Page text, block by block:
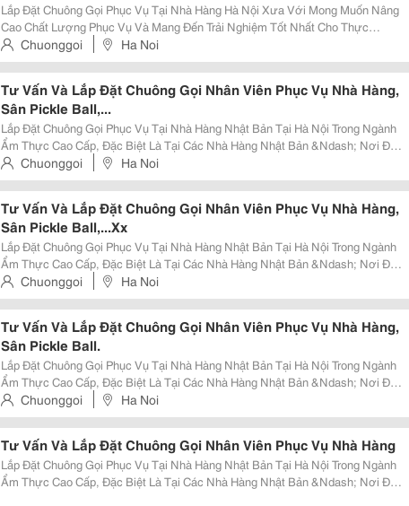
Lắp Đặt Chuông Gọi Phục Vụ Tại Nhà Hàng Hà Nội Xưa Với Mong Muốn Nâng
Cao Chất Lượng Phục Vụ Và Mang Đến Trải Nghiệm Tốt Nhất Cho Thực
Khách, Nhà Hàng Hà Nội Xưa &Ndash; Tọa Lạc Tại Số 8 Tôn Thất Thuyết Đã
Chính Thức Triển Khai Hệ Thống Chuông Gọi...
Chuonggoi Ha Noi
Tư Vấn Và Lắp Đặt Chuông Gọi Nhân Viên Phục Vụ Nhà Hàng,
Sân Pickle Ball,...
Lắp Đặt Chuông Gọi Phục Vụ Tại Nhà Hàng Nhật Bản Tại Hà Nội Trong Ngành
Ẩm Thực Cao Cấp, Đặc Biệt Là Tại Các Nhà Hàng Nhật Bản &Ndash; Nơi Đề
Cao Sự Tinh Tế, Yên Tĩnh Và Phục Vụ Chuẩn Mực &Ndash; Việc Lắp Đặt Hệ
Thống Chuông Gọi Phục Vụ Không Dây...
Chuonggoi Ha Noi
Tư Vấn Và Lắp Đặt Chuông Gọi Nhân Viên Phục Vụ Nhà Hàng,
Sân Pickle Ball,...Xx
Lắp Đặt Chuông Gọi Phục Vụ Tại Nhà Hàng Nhật Bản Tại Hà Nội Trong Ngành
Ẩm Thực Cao Cấp, Đặc Biệt Là Tại Các Nhà Hàng Nhật Bản &Ndash; Nơi Đề
Cao Sự Tinh Tế, Yên Tĩnh Và Phục Vụ Chuẩn Mực &Ndash; Việc Lắp Đặt Hệ
Thống Chuông Gọi Phục Vụ Không Dây...
Chuonggoi Ha Noi
Tư Vấn Và Lắp Đặt Chuông Gọi Nhân Viên Phục Vụ Nhà Hàng,
Sân Pickle Ball.
Lắp Đặt Chuông Gọi Phục Vụ Tại Nhà Hàng Nhật Bản Tại Hà Nội Trong Ngành
Ẩm Thực Cao Cấp, Đặc Biệt Là Tại Các Nhà Hàng Nhật Bản &Ndash; Nơi Đề
Cao Sự Tinh Tế, Yên Tĩnh Và Phục Vụ Chuẩn Mực &Ndash; Việc Lắp Đặt Hệ
Thống Chuông Gọi Phục Vụ Không Dây...
Chuonggoi Ha Noi
Tư Vấn Và Lắp Đặt Chuông Gọi Nhân Viên Phục Vụ Nhà Hàng
Lắp Đặt Chuông Gọi Phục Vụ Tại Nhà Hàng Nhật Bản Tại Hà Nội Trong Ngành
Ẩm Thực Cao Cấp, Đặc Biệt Là Tại Các Nhà Hàng Nhật Bản &Ndash; Nơi Đề